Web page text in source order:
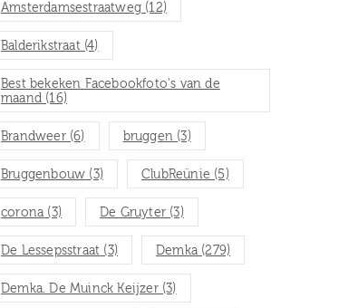
Amsterdamsestraatweg (12)
Balderikstraat(4)
Best bekeken Facebookfoto's van de
maand (16)
Brandweer(6) bruggen (3)
Bruggenbouw (3) ClubReünie (5)
corona (3) De Gruyter (3)
De Lessepsstraat (3) Demka (279)
Demka. De Muinck Keijzer(3)